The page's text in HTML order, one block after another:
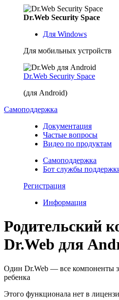
Dr.Web Security Space
Для Windows
Для мобильных устройств
Dr.Web Security Space
(для Android)
Самоподдержка
Документация
Частые вопросы
Видео по продуктам
Самоподдержка
Бот службы
Регистрация
Информация
Родительский
Dr.Web для
Один Dr.Web — все компоненты
ребенка
Этого функционала нет в